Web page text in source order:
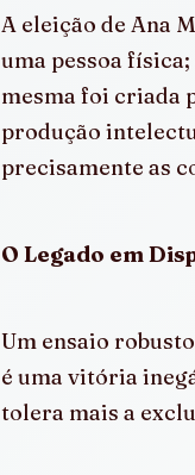
A eleição de Ana
uma pessoa
mesma foi criada
produção
precisamente as
O Legado em
Um ensaio
é uma vitória
tolera mais a